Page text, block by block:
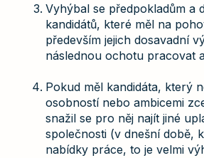
Vyhýbal se předpokladům a
kandidátů, které měl na
především jejich dosavadní
následnou ochotu pracovat
Pokud měl kandidáta, který
osobností nebo ambicemi
snažil se pro něj najít jiné
společnosti (v dnešní době,
nabídky práce, to je velmi